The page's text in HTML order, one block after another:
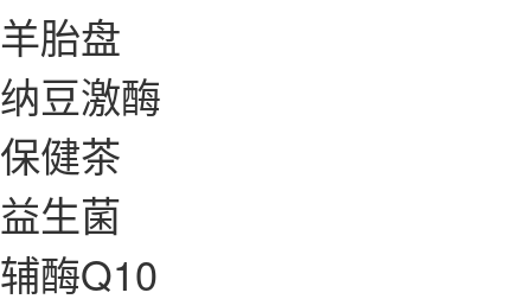
羊胎盘
纳豆激酶
保健茶
益生菌
辅酶Q10